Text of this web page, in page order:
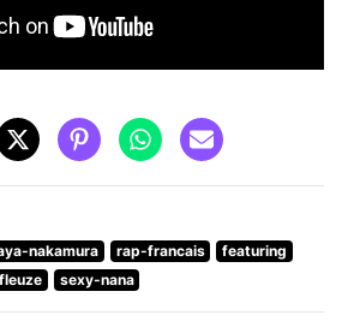
nakamura rap-francais
featuring
sexy-nana